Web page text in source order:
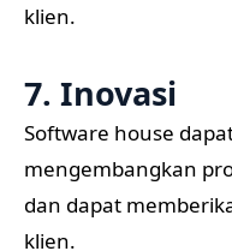
klien.
7. Inovasi
Software house
mengembangkan
dan dapat
klien.